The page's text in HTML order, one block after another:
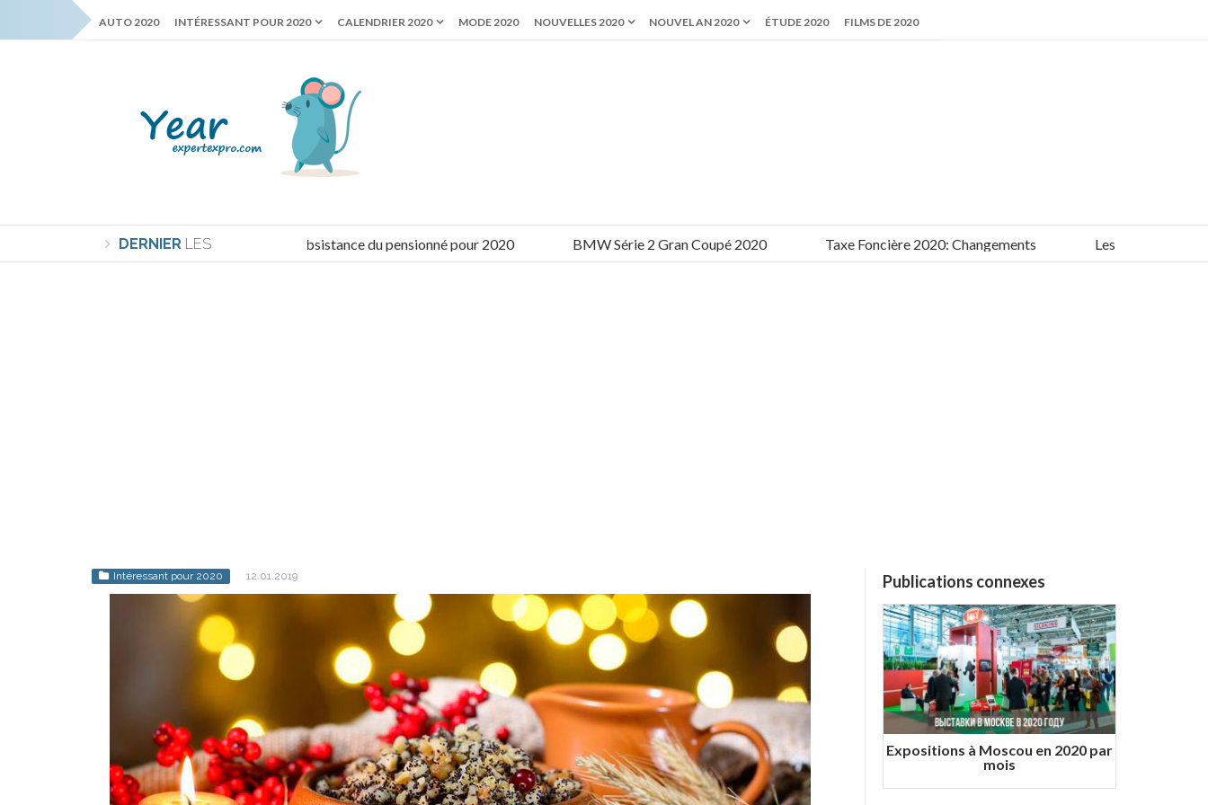
AUTO 2020 INTÉRESSANT POUR 2020 CALENDRIER 2020 MODE 2020 NOUVELLES 2020 NOUVEL AN 2020 ÉTUDE 2020 FILMS DE 2020
DERNIER LES
NOUVELLES
Le minimum de subsistance du pensionné pour 2020 BMW Série 2 Gran Coupé 2020 Taxe Foncière 2020: Changements Les meilleurs films de
Intéressant pour 2020 12.01.2019 Publications connexes
Expositions à Moscou en 2020 par
mois